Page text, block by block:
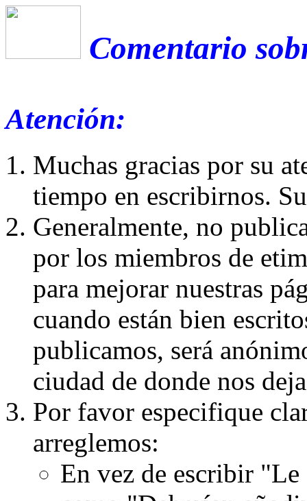
Comentario
Atención:
Muchas gracias por su
tiempo en escribirnos.
Generalmente, no
por los miembros de
para mejorar nuestras
cuando están bien
publicamos, será
ciudad de donde nos
Por favor especifique
arreglemos:
En vez de escribir